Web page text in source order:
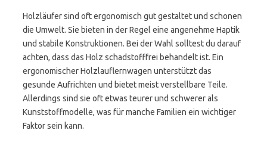
Holzläufer sind oft ergonomisch gut gestaltet und schonen
die Umwelt. Sie bieten in der Regel eine angenehme Haptik
und stabile Konstruktionen. Bei der Wahl solltest du darauf
achten, dass das Holz schadstofffrei behandelt ist. Ein
ergonomischer Holzlauflernwagen unterstützt das
gesunde Aufrichten und bietet meist verstellbare Teile.
Allerdings sind sie oft etwas teurer und schwerer als
Kunststoffmodelle, was für manche Familien ein wichtiger
Faktor sein kann.